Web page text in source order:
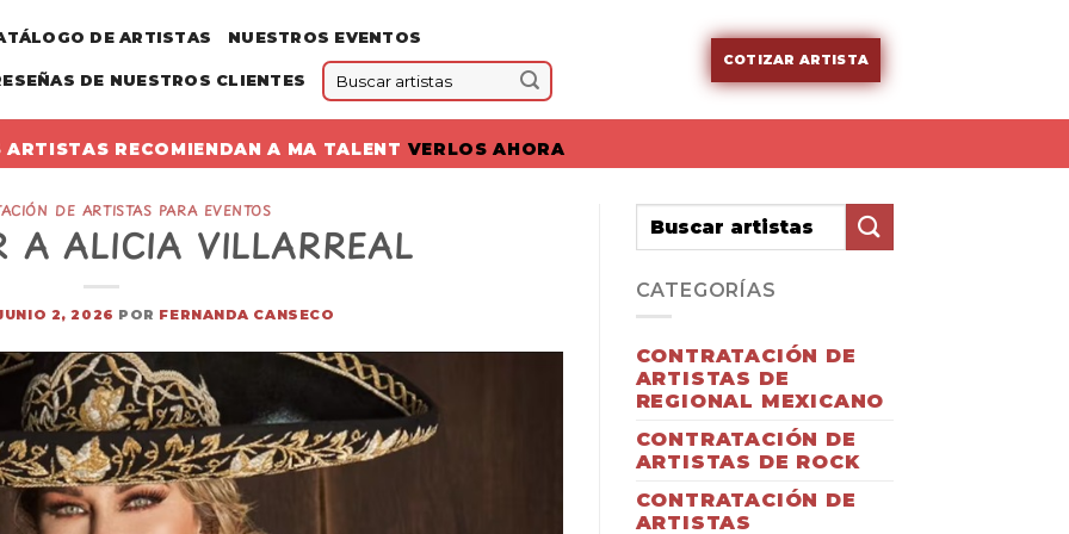
DE ARTISTAS NUESTROS EVENTOS
DE NUESTROS CLIENTES
COTIZAR ARTISTA
ARTISTAS RECOMIENDAN A MA TALENT VERLOS AHORA
DE ARTISTAS PARA EVENTOS
A ALICIA VILLARREAL
2, 2026 POR FERNANDA CANSECO
CATEGORÍAS
CONTRATACIÓN DE
ARTISTAS DE
REGIONAL MEXICANO
CONTRATACIÓN DE
ARTISTAS DE ROCK
CONTRATACIÓN DE
ARTISTAS